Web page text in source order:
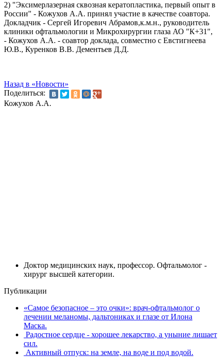
2) "Эксимерлазерная сквозная кератопластика, первый опыт в
России" - Кожухов А.А. принял участие в качестве соавтора.
Докладчик - Сергей Игоревич Абрамов,к.м.н., руководитель
клиники офтальмологии и Микрохирургии глаза АО "К+31",
- Кожухов А.А. - соавтор доклада, совместно с Евстигнеева
Ю.В., Куренков В.В. Дементьев Д.Д.
Назад в «Новости»
Поделиться:
Кожухов А.А.
Доктор медицинских наук, профессор. Офтальмолог -
хирург высшей категории.
Публикации
«Самое безопасное – это очки»: врач-офтальмолог о
лечении меланомы, дальтониках и глазе от Илона
Маска.
Радостное сердце - хорошее лекарство, а уныние лишает
сил.
Активный отпуск: на земле, на воде и под водой.